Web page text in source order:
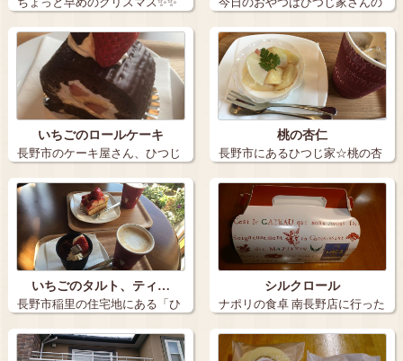
ちょっと早めのクリスマス✨✨
ひつじやさ…
今日のおやつはひつじ家さんの
ココプリン …
いちごのロールケーキ
長野市のケーキ屋さん、ひつじ
家でいちごの…
桃の杏仁
長野市にあるひつじ家☆桃の杏
仁です♡桃が…
いちごのタルト、ティ…
長野市稲里の住宅地にある「ひ
つじ家」さん…
シルクロール
ナポリの食卓 南長野店に行った
ついでに、…